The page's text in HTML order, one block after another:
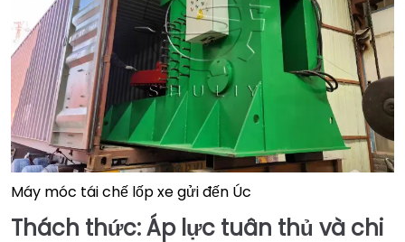
Máy móc tái chế lốp xe gửi đến Úc
Thách thức: Áp lực tuân thủ và chi